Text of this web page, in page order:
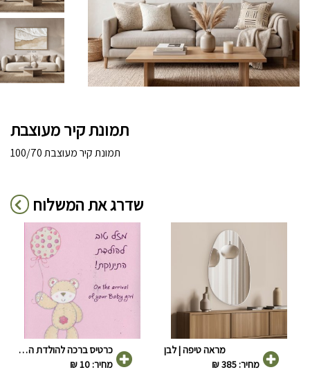
תמונת קיר מעוצבת
תמונת קיר מעוצבת 100/70
שדרג את המשלוח
מראה טיפה | לבן
מחיר: 385 ₪
כרטיס ברכה להולדת הבת
מחיר: 10 ₪